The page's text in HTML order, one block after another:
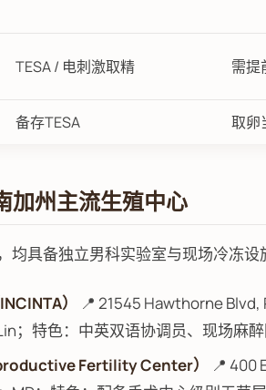
TESA / 电刺激取精 需提
备存TESA 取卵
加州主流生殖中心
均具备独立男科实验室与现场冷冻设
）
📍 21545 Hawthorne
；特色：中英双语协调员、现场麻
Fertility Center）
📍 400